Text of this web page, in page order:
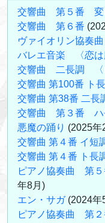
交響曲 第５番 変
交響曲 第６番
ヴァイオリン協奏
バレエ音楽 〈恋は
交響曲 二長調 〈
交響曲 第100番 ト長
交響曲 第38番 二長
交響曲 第３番 ハ
悪魔の踊り (2025年
交響曲 第４番 イ短
交響曲 第４番 ト長
ピアノ協奏曲 第
年8月)
エン・サガ(2024年
ピアノ協奏曲 第